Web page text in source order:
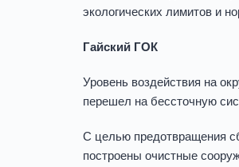
экологических лимитов и
Гайский ГОК
Уровень воздействия на
перешел на бессточную
С целью предотвращения
построены очистные